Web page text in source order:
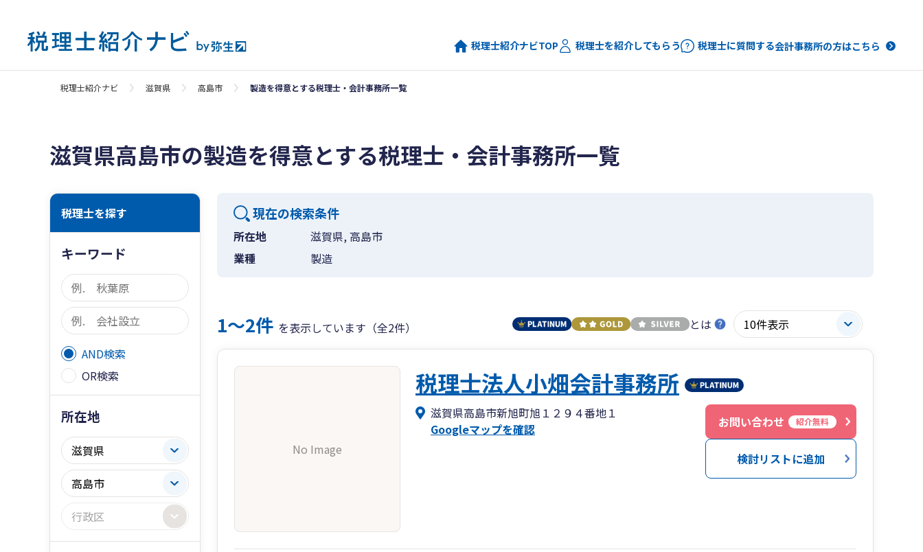
税理士紹介ナビTOP 税理士を紹介してもらう 税理士に質問する会計事務所の方はこちら
税理士紹介ナビ 滋賀県 高島市 製造を得意とする税理士・会計事務所一覧
滋賀県高島市の製造を得意とする税理士・会計事務所一覧
税理士を探す
キーワード
AND検索
OR検索
所在地
現在の検索条件
所在地
滋賀県, 高島市
業種
製造
1〜2件 を表示しています（全2件） とは
No Image
税理士法人小畑会計事務所
滋賀県高島市新旭町旭１２９４番地１
Googleマップを確認
お問い合わせ 紹介無料
検討リストに追加